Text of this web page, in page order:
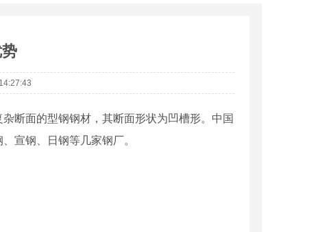
断面的型钢钢材，其断面形状为凹槽形。中国
宣钢、日钢等几家钢厂。